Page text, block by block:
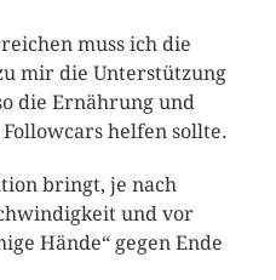
muss ich die
mir die Unterstützung
die Ernährung und
helfen sollte.
bringt, je nach
und vor
Hände“ gegen Ende